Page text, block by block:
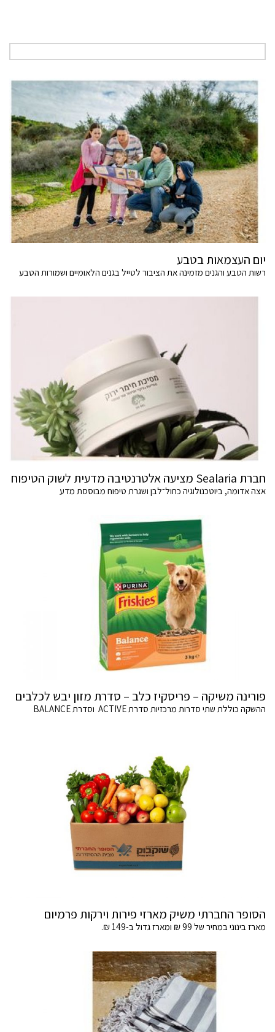
יום העצמאות בטבע
רשות הטבע והגנים מזמינה את הציבור לטייל בגנים הלאומיים ושמורות הטבע
חברת Sealaria מציעה אלטרנטיבה מדעית לשוק הטיפוח
אצה אדומה, ביוטכנולוגיה כחול־לבן ושגרת טיפוח מבוססת מדע
פורינה משיקה – פריסקיז כלב – סדרת מזון יבש לכלבים
ההשקה כוללת שתי סדרות מרכזיות סדרת ACTIVE וסדרת BALANCE
הסופר החברתי משיק מארזי פירות וירקות פרמיום
מארז בינוני במחיר של 99 ₪ ומארז גדול ב-149 ₪.